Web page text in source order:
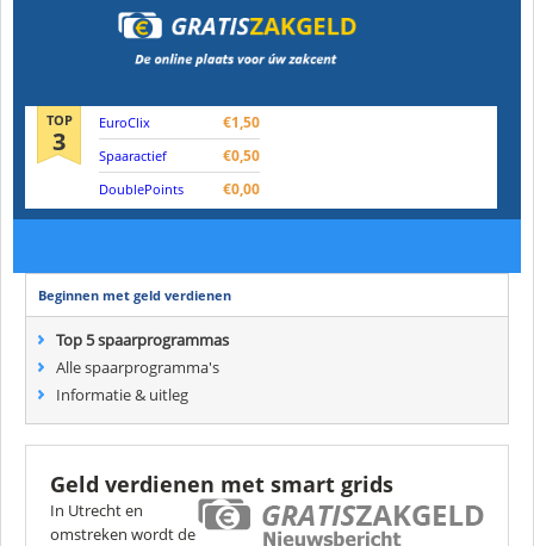
TOP
3
EuroClix €1,50
Spaaractief €0,50
DoublePoints €0,00
Beginnen met geld verdienen
Top 5 spaarprogrammas
Alle spaarprogramma's
Informatie & uitleg
Geld verdienen met smart grids
In Utrecht en
omstreken wordt de